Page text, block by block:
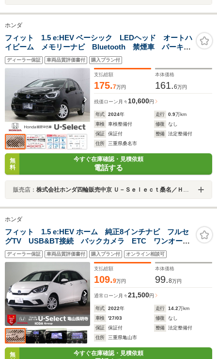
ホンダ
フィット 1.5 e:HEV ベーシック LEDヘッド オートハ
イビーム メモリーナビ Bluetooth 禁煙車 パーキン
グセンサー 渋滞追従クルーズ 車線維持支援 電子パ
ーキング ブレーキホールド 前後誤発進抑制 ETC車
ディーラー保証 車両品質評価書付 購入プラン付
支払総額
175.7万円
本体価格
161.6万円
残価ローン 月々 10,600円
年式 2024年 走行 0.9万km
車検
車検整備付 修復
なし
保証
保証付 整備
法定整備付
住所
三重県桑名市
無
料
今すぐ在庫確認・見積依頼
電話する
販売店： 株式会社ホンダ四輪販売中京 Ｕ－Ｓｅｌｅｃｔ桑名／Ｈｏｎｄａ Ｃａｒｓ 三重東
ホンダ
フィット 1.5 e:HEV ホーム 純正8インチナビ フルセ
グTV USB&BT接続 バックカメラ ETC ワンオーナ
ー ホンダセンシング レーダークルーズC LEDオート
ライト インテリキー プッシュスタート ハーフレザ
ディーラー保証 車両品質評価書付 購入プラン付 オンライン相談可
支払総額
109.9万円
本体価格
99.8万円
通常ローン 月々21,500円
年式 2022年 走行 14.2万km
車検
'27/03 修復
なし
保証
保証付 整備
法定整備付
住所
三重県亀山市
無
今すぐ在庫確認・見積依頼